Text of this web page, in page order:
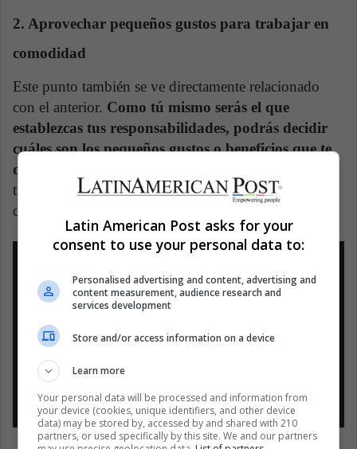
2. Aprovechar pequeños gustos para trabajar en
comodidad
Este punto también se ve directamente relacionado
con el anterior. Como tú mismo serás el que
establezcas tus responsabilidades, podrás decidir
cuáles son los pequeños gustos o beneficios que te
darás
trabajas en una oficina y te obligan a una determinada
dinámica.
Latin American Post asks for your
consent to use your personal data to:
Personalised advertising and content, advertising and
content measurement, audience research and
services development
Store and/or access information on a device
Learn more
Your personal data will be processed and information from
your device (cookies, unique identifiers, and other device
data) may be stored by, accessed by and shared with 210
partners, or used specifically by this site. We and our partners